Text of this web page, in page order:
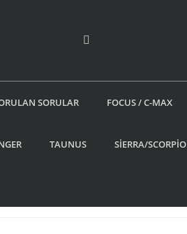
SORULAR FOCUS / C-MAX
TAUNUS SİERRA/SCORPİO